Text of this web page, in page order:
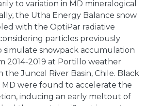
to variation in MD mineralogical
the Utha Energy Balance snow
with the OptiPar radiative
particles previously
simulate snowpack accumulation
2014-2019 at Portillo weather
the Juncal River Basin, Chile. Black
MD were found to accelerate the
inducing an early meltout of